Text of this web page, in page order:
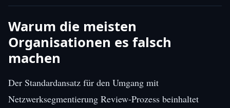
Warum die meisten
Organisationen es falsch
machen
Der Standardansatz für den Umgang mit
Netzwerksegmentierung Review-Prozess beinhaltet